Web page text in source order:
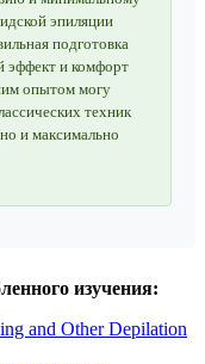
эпиляции
подготовка
эффект и комфорт
опытом могу
техник
и максимально
изучения:
and Other Depilation